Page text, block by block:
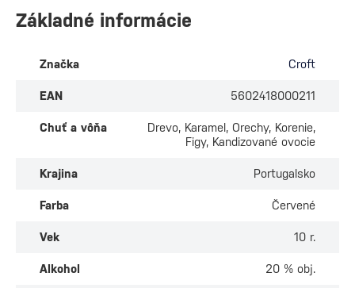
Základné informácie
Značka Croft
EAN 5602418000211
Chuť a vôňa
Drevo, Karamel, Orechy, Korenie,
Figy, Kandizované ovocie
Krajina Portugalsko
Farba Červené
Vek 10 r.
Alkohol 20 % obj.